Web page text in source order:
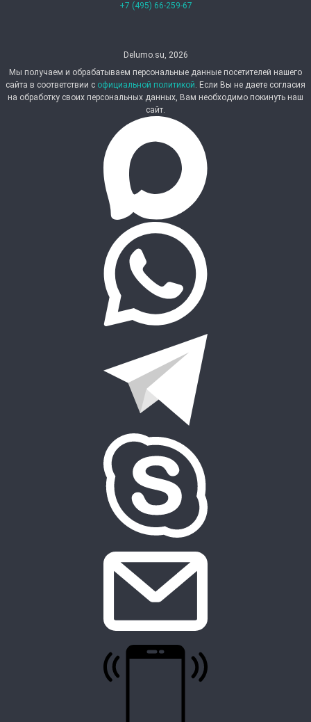
+7 (495) 66-259-67
Delumo.su, 2026
Мы получаем и обрабатываем персональные данные посетителей нашего
сайта в соответствии с официальной политикой. Если Вы не даете согласия
на обработку своих персональных данных, Вам необходимо покинуть наш
сайт.